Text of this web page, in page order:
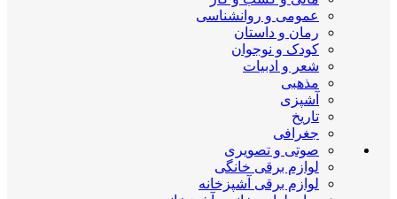
عمومی و روانشناسی
رمان و داستان
کودک و نوجوان
شعر و ادبیات
مذهبی
آشپزی
تاریخ
جغرافی
صوتی و تصویری
لوازم برقی خانگی
لوازم برقی آشپزخانه